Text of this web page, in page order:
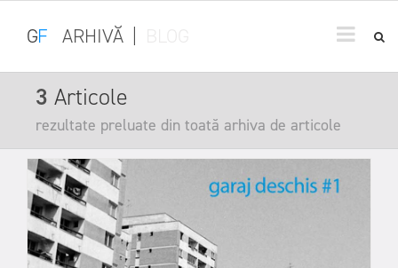
GF ARHIVĂ
3 Articole
rezultate preluate din toată arhiva de articole